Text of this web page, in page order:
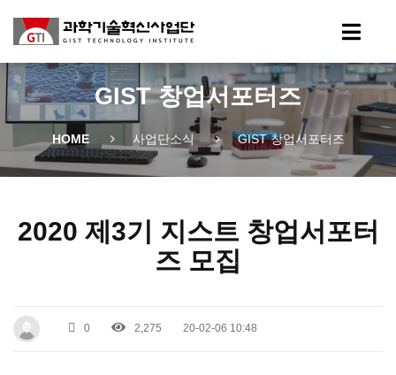
GIST 창업서포터즈
HOME 사업단소식 GIST 창업서포터즈
2020 제3기 지스트 창업서포터
즈 모집
0 2,275 20-02-06 10:48